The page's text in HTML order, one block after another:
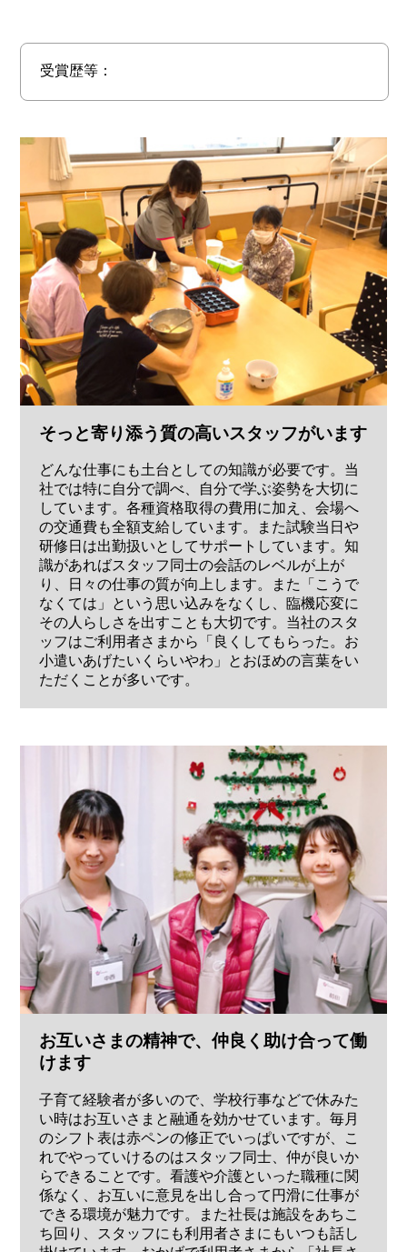
受賞歴等：
そっと寄り添う質の高いスタッフがいます
どんな仕事にも土台としての知識が必要です。当
社では特に自分で調べ、自分で学ぶ姿勢を大切に
しています。各種資格取得の費用に加え、会場へ
の交通費も全額支給しています。また試験当日や
研修日は出勤扱いとしてサポートしています。知
識があればスタッフ同士の会話のレベルが上が
り、日々の仕事の質が向上します。また「こうで
なくては」という思い込みをなくし、臨機応変に
その人らしさを出すことも大切です。当社のスタ
ッフはご利用者さまから「良くしてもらった。お
小遣いあげたいくらいやわ」とおほめの言葉をい
ただくことが多いです。
お互いさまの精神で、仲良く助け合って働
けます
子育て経験者が多いので、学校行事などで休みた
い時はお互いさまと融通を効かせています。毎月
のシフト表は赤ペンの修正でいっぱいですが、こ
れでやっていけるのはスタッフ同士、仲が良いか
らできることです。看護や介護といった職種に関
係なく、お互いに意見を出し合って円滑に仕事が
できる環境が魅力です。また社長は施設をあちこ
ち回り、スタッフにも利用者さまにもいつも話し